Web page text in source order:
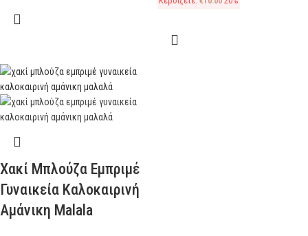
Χακί Μπλούζα Εμπριμέ
Γυναικεία Καλοκαιρινή
Αμάνικη Malala